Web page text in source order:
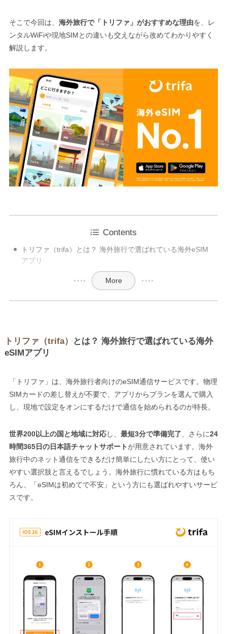
そこで今回は、 海外旅行で「トリファ」がおすすめな理由を、レ
ンタルWiFiや現地SIMとの違いも交えながら改めてわかりやすく
解説します。
Contents
トリファ（trifa）とは？ 海外旅行で選ばれている海外eSIM
アプリ
More
トリファ（trifa）
とは？ 海外旅行で選ばれている海外
eSIMアプリ
「トリファ」は、海外旅行者向けのeSIM通信サービスです。物理
SIMカードの差し替えが不要で、アプリからプランを選んで購入
し、現地で設定をオンにするだけで通信を始められるのが特長。
世界200以上の国と地域に対応し、 最短3分で準備完了、さらに24
時間365日の日本語チャットサポートが用意されています。海外
旅行中のネット通信をできるだけ簡単にしたい方にとって、使い
やすい選択肢と言えるでしょう。海外旅行に慣れている方はもち
ろん、「eSIMは初めてで不安」という方にも選ばれやすいサービ
スです。